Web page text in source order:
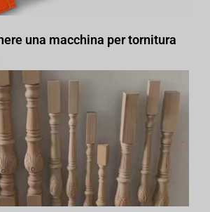
una macchina per tornitura